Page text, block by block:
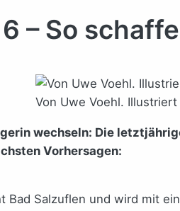
– So
Von Uwe Voehl.
wechseln: Die
Vorhersagen:
Bad Salzuflen und wird mit